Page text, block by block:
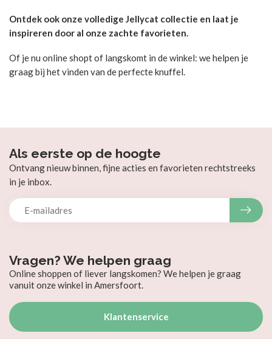
Ontdek ook onze volledige Jellycat collectie en laat je
inspireren door al onze zachte favorieten.
Of je nu online shopt of langskomt in de winkel: we helpen je
graag bij het vinden van de perfecte knuffel.
Vragen? We helpen graag
Online shoppen of liever langskomen? We helpen je graag
vanuit onze winkel in Amersfoort.
Klantenservice
Als eerste op de hoogte
Ontvang nieuw binnen, fijne acties en favorieten rechtstreeks
in je inbox.